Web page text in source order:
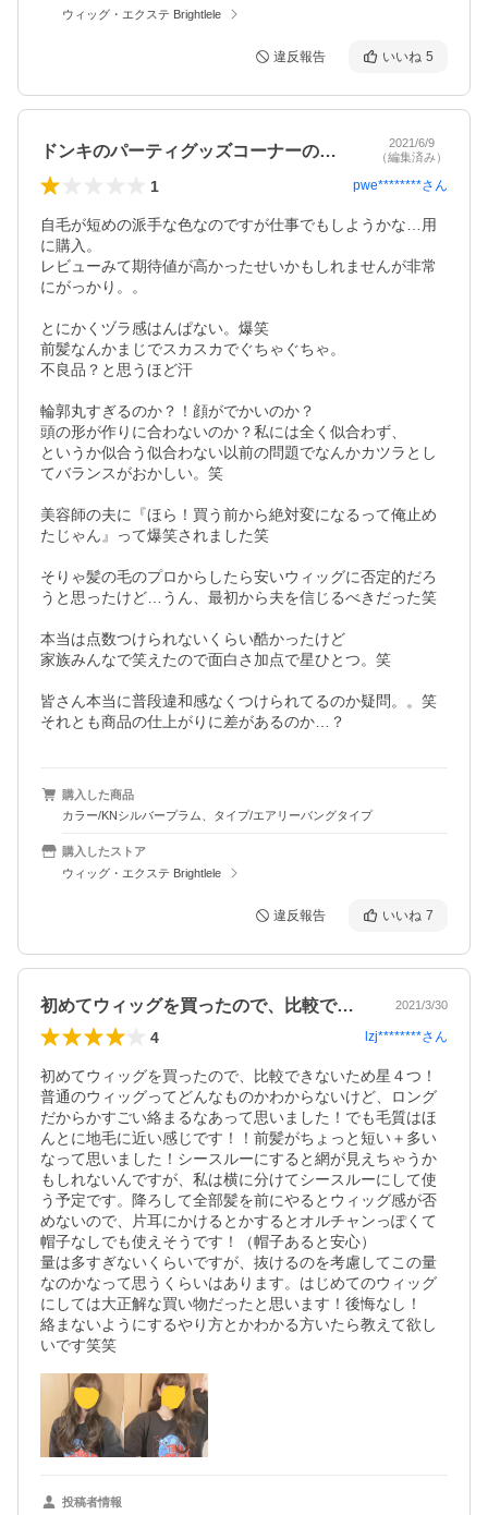
ウィッグ・エクステ Brightlele
違反報告 いいね 5
ドンキのパーティグッズコーナーのヅラ爆笑
2021/6/9
（編集済み）
1 pwe********さん
自毛が短めの派手な色なのですが仕事でもしようかな…用
に購入。
レビューみて期待値が高かったせいかもしれませんが非常
にがっかり。。
とにかくヅラ感はんぱない。爆笑
前髪なんかまじでスカスカでぐちゃぐちゃ。
不良品？と思うほど汗
輪郭丸すぎるのか？！顔がでかいのか？
頭の形が作りに合わないのか？私には全く似合わず、
というか似合う似合わない以前の問題でなんかカツラとし
てバランスがおかしい。笑
美容師の夫に『ほら！買う前から絶対変になるって俺止め
たじゃん』って爆笑されました笑
そりゃ髪の毛のプロからしたら安いウィッグに否定的だろ
うと思ったけど…うん、最初から夫を信じるべきだった笑
本当は点数つけられないくらい酷かったけど
家族みんなで笑えたので面白さ加点で星ひとつ。笑
皆さん本当に普段違和感なくつけられてるのか疑問。。笑
それとも商品の仕上がりに差があるのか…？
購入した商品
カラー/KNシルバープラム、タイプ/エアリーバングタイプ
購入したストア
ウィッグ・エクステ Brightlele
違反報告 いいね 7
初めてウィッグを買ったので、比較できな… 2021/3/30
4 lzj********さん
初めてウィッグを買ったので、比較できないため星４つ！
普通のウィッグってどんなものかわからないけど、ロング
だからかすごい絡まるなあって思いました！でも毛質はほ
んとに地毛に近い感じです！！前髪がちょっと短い＋多い
なって思いました！シースルーにすると網が見えちゃうか
もしれないんですが、私は横に分けてシースルーにして使
う予定です。降ろして全部髪を前にやるとウィッグ感が否
めないので、片耳にかけるとかするとオルチャンっぽくて
帽子なしでも使えそうです！（帽子あると安心）
量は多すぎないくらいですが、抜けるのを考慮してこの量
なのかなって思うくらいはあります。はじめてのウィッグ
にしては大正解な買い物だったと思います！後悔なし！
絡まないようにするやり方とかわかる方いたら教えて欲し
いです笑笑
投稿者情報